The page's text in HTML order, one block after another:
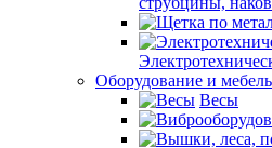
Оборудование и мебель
Весы